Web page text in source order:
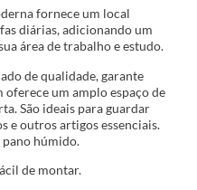
fornece um local
diárias, adicionando um
área de trabalho e estudo.
de qualidade, garante
oferece um amplo espaço de
São ideais para guardar
e outros artigos essenciais.
húmido.
de montar.